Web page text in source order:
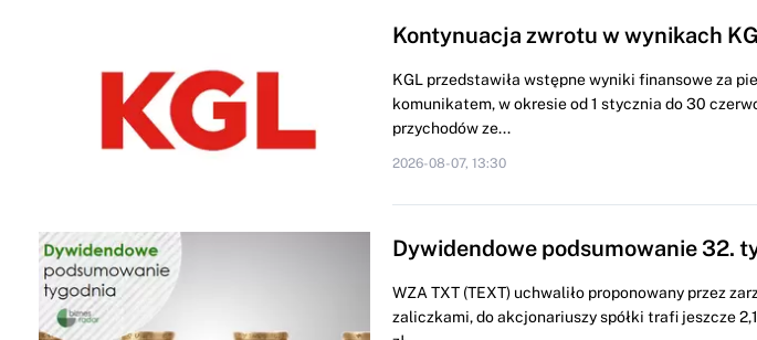
Kontynuacja zwrotu w wynikach
KGL przedstawiła wstępne wyniki finansowe za
komunikatem, w okresie od 1 stycznia do 30
przychodów ze...
2026-08-07, 13:30
Dywidendowe podsumowanie 32.
WZA TXT (TEXT) uchwaliło proponowany przez
zaliczkami, do akcjonariuszy spółki trafi jeszcze